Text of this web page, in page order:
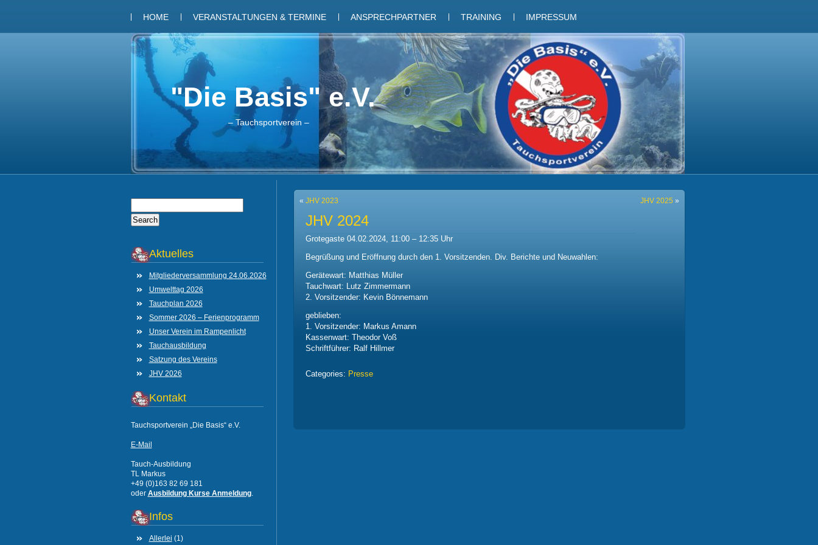
HOME VERANSTALTUNGEN & TERMINE ANSPRECHPARTNER TRAINING IMPRESSUM
"Die Basis" e.V.
– Tauchsportverein –
Aktuelles
Mitgliederversammlung 24.06.2026
Umwelttag 2026
Tauchplan 2026
Sommer 2026 – Ferienprogramm
Unser Verein im Rampenlicht
Tauchausbildung
Satzung des Vereins
JHV 2026
Kontakt
Tauchsportverein „Die Basis“ e.V.
E-Mail
Tauch-Ausbildung
TL Markus
+49 (0)163 82 69 181
oder Ausbildung Kurse Anmeldung.
Infos
Allerlei (1)
« JHV 2023 JHV 2025 »
JHV 2024
Grotegaste 04.02.2024, 11:00 – 12:35 Uhr
Begrüßung und Eröffnung durch den 1. Vorsitzenden. Div. Berichte und Neuwahlen:
Gerätewart: Matthias Müller
Tauchwart: Lutz Zimmermann
2. Vorsitzender: Kevin Bönnemann
geblieben:
1. Vorsitzender: Markus Amann
Kassenwart: Theodor Voß
Schriftführer: Ralf Hillmer
Categories: Presse